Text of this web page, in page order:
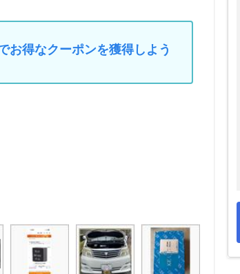
お得なクーポンを獲得しよう